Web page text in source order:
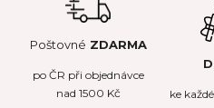
Poštovné ZDARMA
poČR při objednávce
nad 1500 Kč
ke